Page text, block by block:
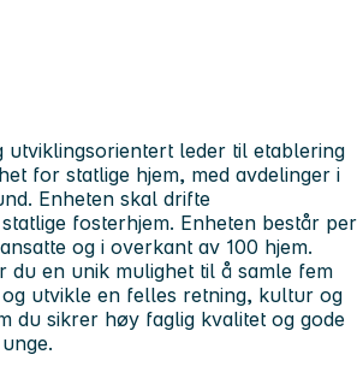
utviklingsorientert leder til etablering
for statlige hjem, med avdelinger i
Enheten skal drifte
fosterhjem. Enheten består per
og i overkant av 100 hjem.
du en unik mulighet til å samle fem
utvikle en felles retning, kultur og
du sikrer høy faglig kvalitet og gode